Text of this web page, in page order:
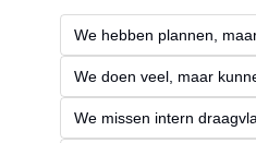
We hebben plannen,
We doen veel, maar
We missen intern